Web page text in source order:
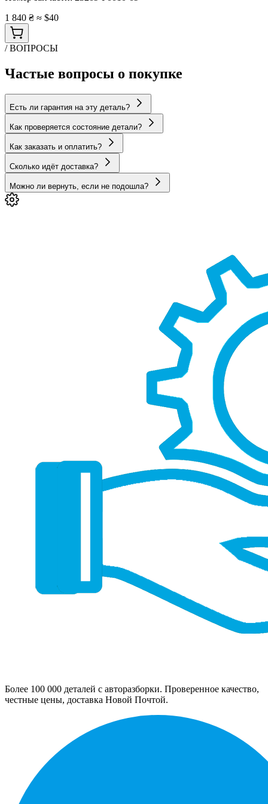
1 840 ₴ ≈ $40
/ ВОПРОСЫ
Частые вопросы о покупке
Есть ли гарантия на эту деталь?
Как проверяется состояние детали?
Как заказать и оплатить?
Сколько идёт доставка?
Можно ли вернуть, если не подошла?
Более 100 000 деталей с авторазборки. Проверенное качество,
честные цены, доставка Новой Почтой.